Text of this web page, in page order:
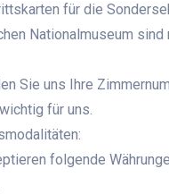
für die
Nationalmuseum
Sie uns Ihre
für uns.
folgende